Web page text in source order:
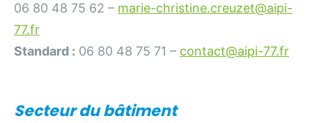
06 80 48 75 62 – marie-christine.creuzet@aipi-
77.fr
Standard : 06 80 48 75 71 – contact@aipi-77.fr
Secteur du bâtiment